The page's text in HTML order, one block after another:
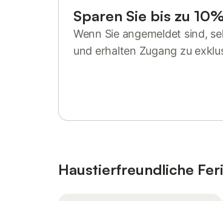
Sparen Sie bis zu
Wenn Sie angemeldet sind,
und erhalten Zugang zu
Haustierfreundliche